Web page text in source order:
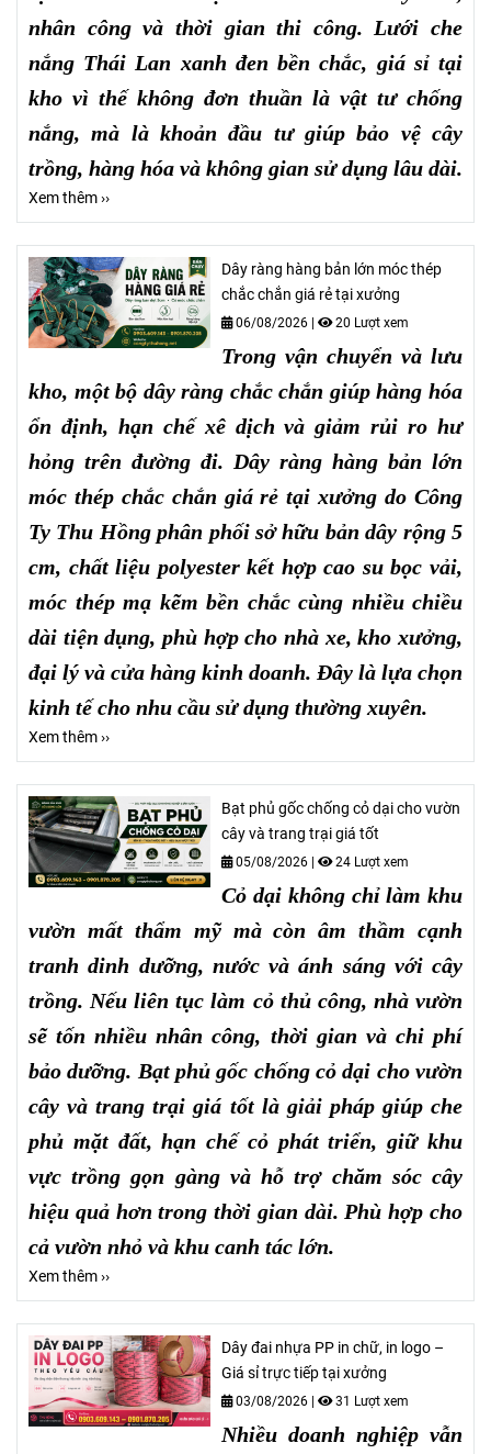
nhân công và thời gian thi công. Lưới che
nắng Thái Lan xanh đen bền chắc, giá sỉ tại
kho vì thế không đơn thuần là vật tư chống
nắng, mà là khoản đầu tư giúp bảo vệ cây
trồng, hàng hóa và không gian sử dụng lâu dài.
Xem thêm ››
Dây ràng hàng bản lớn móc thép
chắc chắn giá rẻ tại xưởng
06/08/2026 | 20 Lượt xem
Trong vận chuyển và lưu
kho, một bộ dây ràng chắc chắn giúp hàng hóa
ổn định, hạn chế xê dịch và giảm rủi ro hư
hỏng trên đường đi. Dây ràng hàng bản lớn
móc thép chắc chắn giá rẻ tại xưởng do Công
Ty Thu Hồng phân phối sở hữu bản dây rộng 5
cm, chất liệu polyester kết hợp cao su bọc vải,
móc thép mạ kẽm bền chắc cùng nhiều chiều
dài tiện dụng, phù hợp cho nhà xe, kho xưởng,
đại lý và cửa hàng kinh doanh. Đây là lựa chọn
kinh tế cho nhu cầu sử dụng thường xuyên.
Xem thêm ››
Bạt phủ gốc chống cỏ dại cho vườn
cây và trang trại giá tốt
05/08/2026 | 24 Lượt xem
Cỏ dại không chỉ làm khu
vườn mất thẩm mỹ mà còn âm thầm cạnh
tranh dinh dưỡng, nước và ánh sáng với cây
trồng. Nếu liên tục làm cỏ thủ công, nhà vườn
sẽ tốn nhiều nhân công, thời gian và chi phí
bảo dưỡng. Bạt phủ gốc chống cỏ dại cho vườn
cây và trang trại giá tốt là giải pháp giúp che
phủ mặt đất, hạn chế cỏ phát triển, giữ khu
vực trồng gọn gàng và hỗ trợ chăm sóc cây
hiệu quả hơn trong thời gian dài. Phù hợp cho
cả vườn nhỏ và khu canh tác lớn.
Xem thêm ››
Dây đai nhựa PP in chữ, in logo –
Giá sỉ trực tiếp tại xưởng
03/08/2026 | 31 Lượt xem
Nhiều doanh nghiệp vẫn